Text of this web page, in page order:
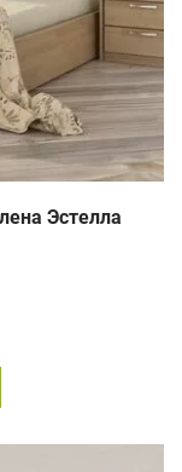
Эстелла